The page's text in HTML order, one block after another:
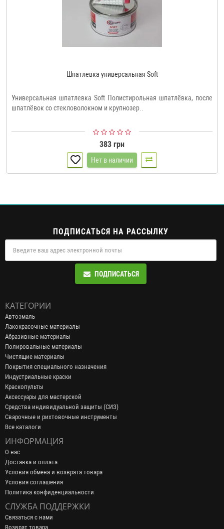
Шпатлевка универсальная Soft
Универсальная шпатлевка Soft Полистирольная шпатлёвка, после
шпатлёвок со стекловолокном и крупнозер..
383 грн
Нет в наличии
ПОДПИСАТЬСЯ НА РАССЫЛКУ
ПОДПИСАТЬСЯ
КАТЕГОРИИ
Автоэмаль
Лакокрасочные материалы
Абразивные материалы
Полировальные материалы
Чистящие материалы
Покрытия специального назначения
Индустриальные краски
Краскопульты
Аксессуары для мастерской
Средства индивидуальной защиты (СИЗ)
Сварочные и рихтовочные инструменты
Все каталоги
ИНФОРМАЦИЯ
О нас
Доставка и оплата
Условия обмена и возврата товара
Условия соглашения
Политика конфиденциальности
СЛУЖБА ПОДДЕРЖКИ
Связаться с нами
Возврат товара